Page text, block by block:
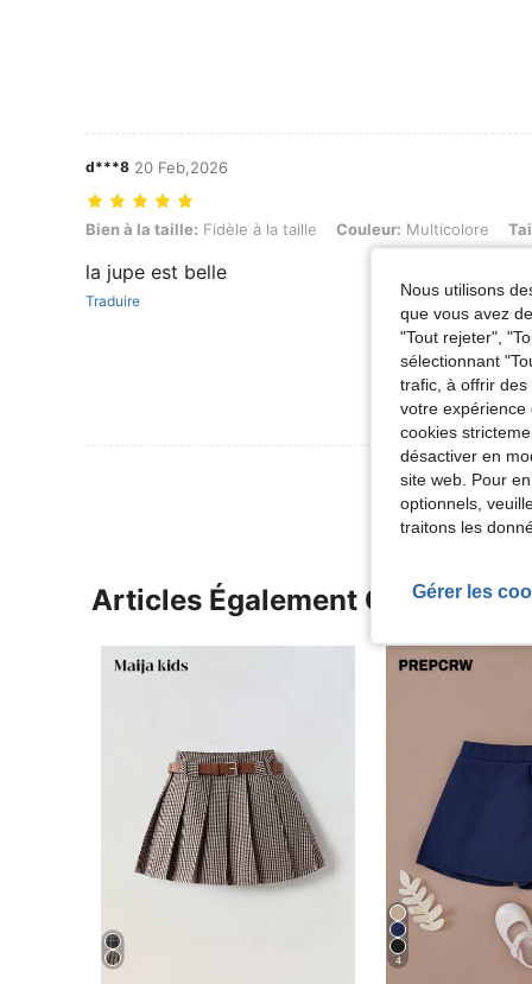
d***8 20 Feb,2026
Bien à la taille: Fidèle à la taille, Couleur: Multicolore, Taille: 6Y
Bien à la taille: Fidèle à la taille Couleur: Multicolore
la jupe est belle
Traduire
Articles Également Consultés
4
Nous utilisons
que vous avez
"Tout rejeter",
sélectionnant
trafic, à offrir
votre expérience
cookies
désactiver en
site web. Pour
optionnels,
traitons les
Gérer les